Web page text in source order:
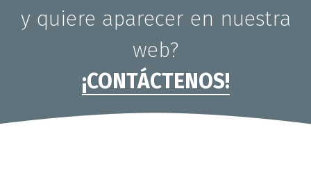
y quiere aparecer en nuestra
web?
¡CONTÁCTENOS!